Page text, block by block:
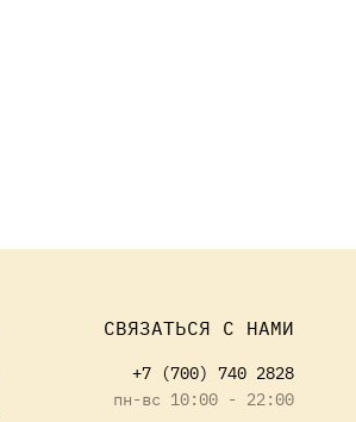
СВЯЗАТЬСЯ С НАМИ
+7 (700) 740 2828
пн-вс 10:00 - 22:00